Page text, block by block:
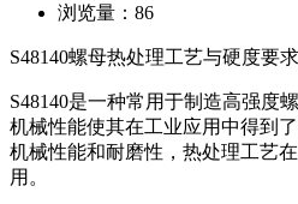
浏览量：86
S48140螺母热处理工艺与硬度要求
S48140是一种常用于制造高强度
机械性能使其在工业应用中得到
机械性能和耐磨性，热处理工艺
用。